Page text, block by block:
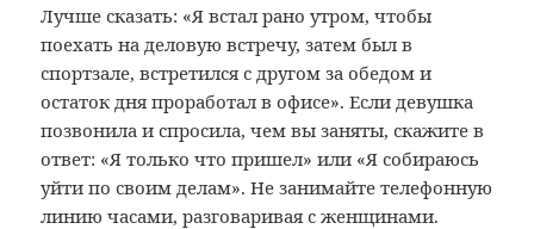
Лучше сказать: «Я встал рано утром, чтобы
поехать на деловую встречу, затем был в
спортзале, встретился с другом за обедом и
остаток дня проработал в офисе». Если девушка
позвонила и спросила, чем вы заняты, скажите в
ответ: «Я только что пришел» или «Я собираюсь
уйти по своим делам». Не занимайте телефонную
линию часами, разговаривая с женщинами.